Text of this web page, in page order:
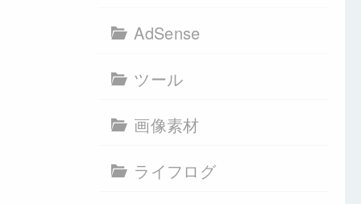
AdSense
ツール
画像素材
ライフログ